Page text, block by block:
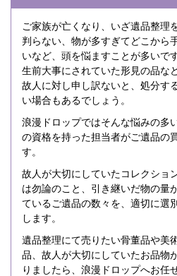
ご家族が亡くなり、いざ遺品整理
判らない、物が多すぎてどこから
いなど、頭を悩ますことが多いで
生前大事にされていた形見の品な
故人に対し申し訳ないと、処分す
い場合もあるでしょう。
浪漫ドロップではそんな悩みの多
の資格を持った担当者がご遺品の
す。
故人が大切にしていたコレクショ
は勿論のこと、引き継いだ物の量
ているご遺品の数々を、適切に選
します。
遺品整理にて売りたい骨董品や美
品、故人が大切にしていたお品物
りましたら、浪漫ドロップへお任